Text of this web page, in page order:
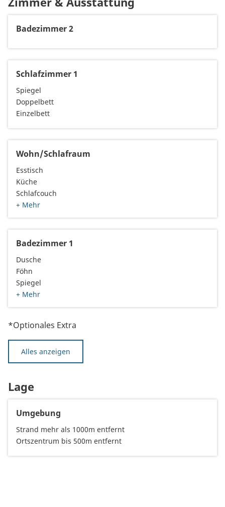
Badezimmer 2
Schlafzimmer 1
Spiegel
Doppelbett
Einzelbett
Wohn/Schlafraum
Esstisch
Küche
Schlafcouch
+ Mehr
Badezimmer 1
Dusche
Föhn
Spiegel
+ Mehr
*Optionales Extra
Alles anzeigen
Lage
Umgebung
Strand mehr als 1000m entfernt
Ortszentrum bis 500m entfernt